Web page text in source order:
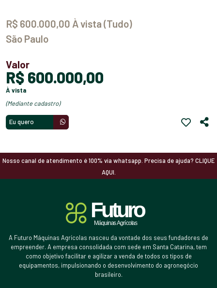
R$ 600.000,00 À vista (Tudo)
São Paulo
Valor
R$ 600.000,00
à vista
(mediante cadastro)
Eu quero
Nosso canal de atendimento é 100% via whatsapp. Precisa de ajuda? CLIQUE
AQUI.
A Futuro Máquinas Agrícolas nasceu da vontade dos seus fundadores de
empreender. A empresa consolidada com sede em Santa Catarina, tem
como objetivo facilitar e agilizar a venda de todos os tipos de
equipamentos, impulsionando o desenvolvimento do agronegócio
brasileiro.